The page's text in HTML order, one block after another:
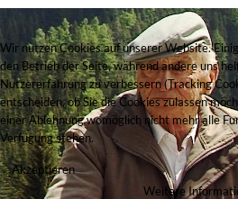
Wir nutzen Cookies auf unserer Website.
den Betrieb der Seite, während andere uns
Nutzererfahrung zu verbessern (Tracking
entscheiden, ob Sie die Cookies zulassen
einer Ablehnung womöglich nicht mehr alle
Verfügung stehen.
Akzeptieren
Weitere